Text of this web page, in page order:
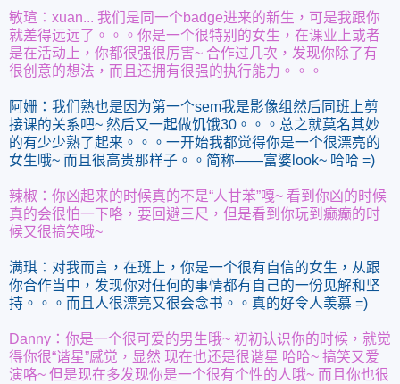
敏瑄：xuan... 我们是同一个badge进来的新生，可是我跟你
就差得远远了。。。你是一个很特别的女生，在课业上或者
是在活动上，你都很强很厉害~ 合作过几次，发现你除了有
很创意的想法，而且还拥有很强的执行能力。。。
阿姗：我们熟也是因为第一个sem我是影像组然后同班上剪
接课的关系吧~ 然后又一起做饥饿30。。。总之就莫名其妙
的有少少熟了起来。。。一开始我都觉得你是一个很漂亮的
女生哦~ 而且很高贵那样子。。简称——富婆look~ 哈哈 =)
辣椒：你凶起来的时候真的不是“人甘苯”嘎~ 看到你凶的时候
真的会很怕一下咯，要回避三尺，但是看到你玩到癫癫的时
候又很搞笑哦~
满琪：对我而言，在班上，你是一个很有自信的女生，从跟
你合作当中，发现你对任何的事情都有自己的一份见解和坚
持。。。而且人很漂亮又很会念书。。真的好令人羡慕 =)
Danny：你是一个很可爱的男生哦~ 初初认识你的时候，就觉
得你很“谐星”感觉，显然 现在也还是很谐星 哈哈~ 搞笑又爱
演咯~ 但是现在多发现你是一个很有个性的人哦~ 而且你也很